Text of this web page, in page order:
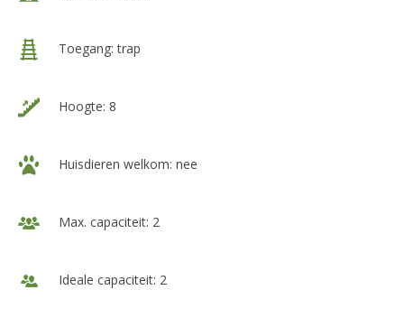
Toegang: trap
Hoogte: 8
Huisdieren welkom: nee
Max. capaciteit: 2
Ideale capaciteit: 2